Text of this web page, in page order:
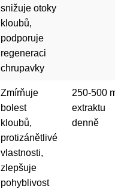
snižuje otoky
kloubů,
podporuje
regeneraci
chrupavky
Zmírňuje
bolest
kloubů,
protizánětlivé
vlastnosti,
zlepšuje
pohyblivost
250-500
extraktu
denně